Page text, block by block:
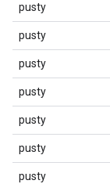
pusty
pusty
pusty
pusty
pusty
pusty
pusty